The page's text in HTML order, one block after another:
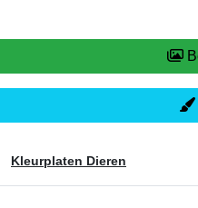
Kleurplaten Dieren